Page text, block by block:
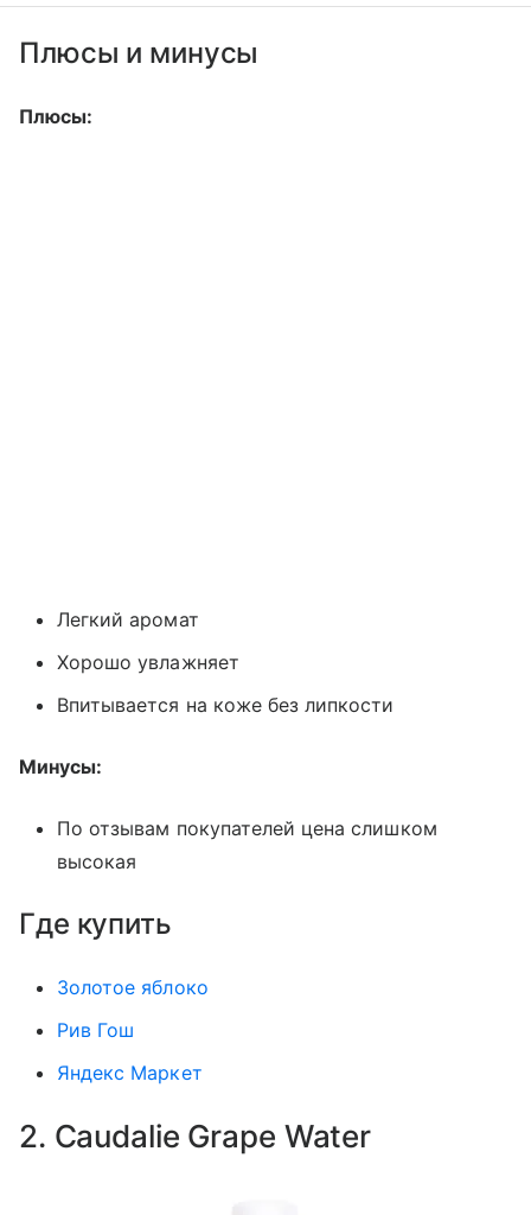
Плюсы и минусы
Плюсы:
Легкий аромат
Хорошо увлажняет
Впитывается на коже без липкости
Минусы:
По отзывам покупателей цена слишком
высокая
Где купить
Золотое яблоко
Рив Гош
Яндекс Маркет
2. Caudalie Grape Water